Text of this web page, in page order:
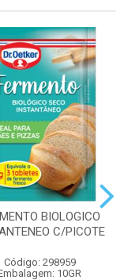
BIOLOGICO
C/PICOTE
Código: 298959
10GR